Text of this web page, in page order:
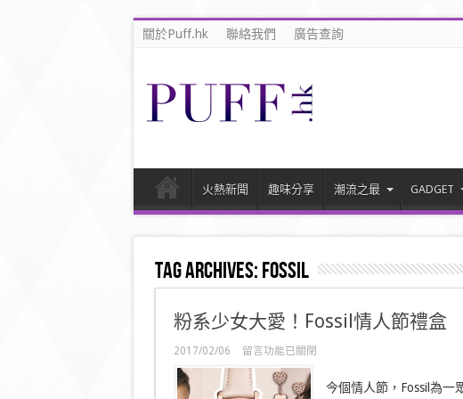
關於Puff.hk 聯絡我們 廣告查詢
火熱新聞 趣味分享 潮流之最 GADGET
Tag Archives:Fossil
粉系少女大愛！Fossil情人節禮盒
2017/02/06
在
〈粉
系
少
留言功能已關閉
今個情人節，Fossil為一